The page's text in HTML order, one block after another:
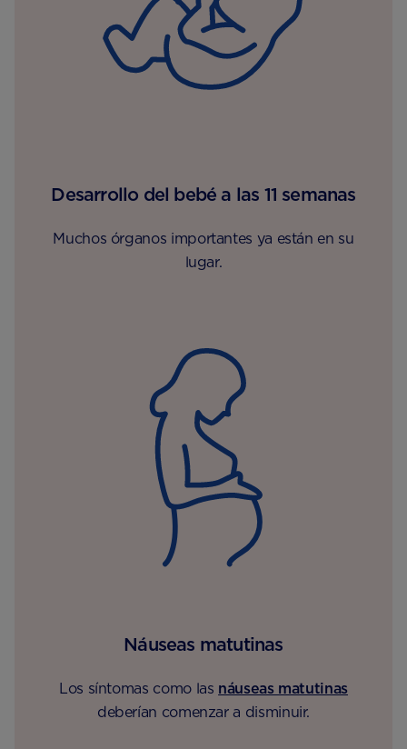
Desarrollo del bebé a las 11 semanas
Muchos órganos importantes ya están en su
lugar.
Náuseas matutinas
Los síntomas como las náuseas matutinas
deberían comenzar a disminuir.